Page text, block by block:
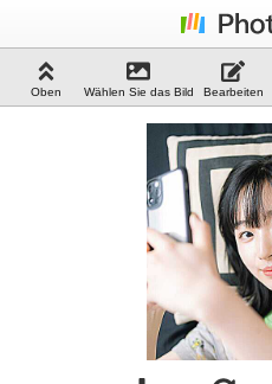
Oben Wählen Sie das Bild Bearbeiten